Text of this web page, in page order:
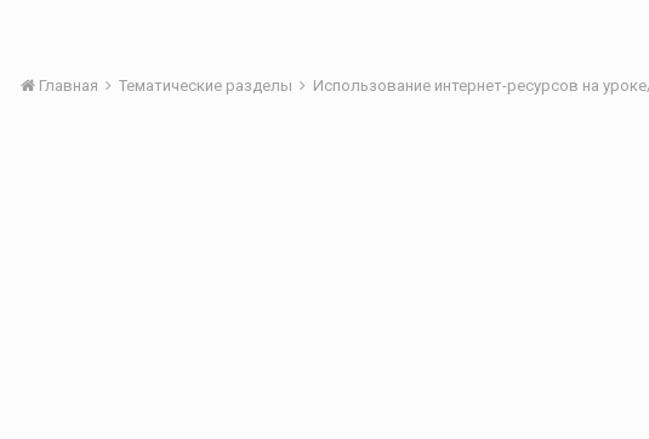
Главная Тематические разделы Использование интернет-ресурсов на